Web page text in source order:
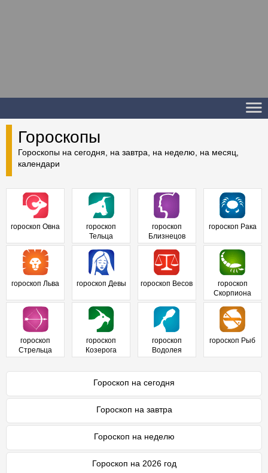
Гороскопы
Гороскопы на сегодня, на завтра, на неделю, на месяц,
календари
гороскоп Овна
гороскоп
Тельца
гороскоп
Близнецов
гороскоп Рака
гороскоп Льва гороскоп Девы гороскоп Весов
гороскоп
Скорпиона
гороскоп
Стрельца
гороскоп
Козерога
гороскоп
Водолея
гороскоп Рыб
Гороскоп на сегодня
Гороскоп на завтра
Гороскоп на неделю
Гороскоп на 2026 год